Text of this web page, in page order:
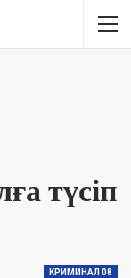
түсіп
КРИМИНАЛ 08